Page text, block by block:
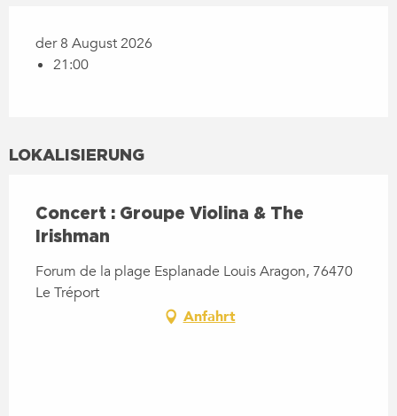
der 8 August 2026
21:00
LOKALISIERUNG
Concert : Groupe Violina & The
Irishman
Forum de la plage Esplanade Louis Aragon, 76470
Le Tréport
Anfahrt